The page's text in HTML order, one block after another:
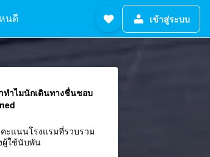
นดี เข้าสู่ระบบ
ทำไมนักเดินทางชื่นชอบ
คะแนนโรงแรมที่รวบรวม
ผู้ใช้นับพัน